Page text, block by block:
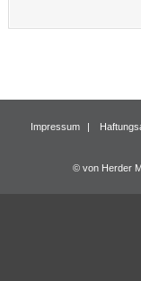
Impressum
© von Herder